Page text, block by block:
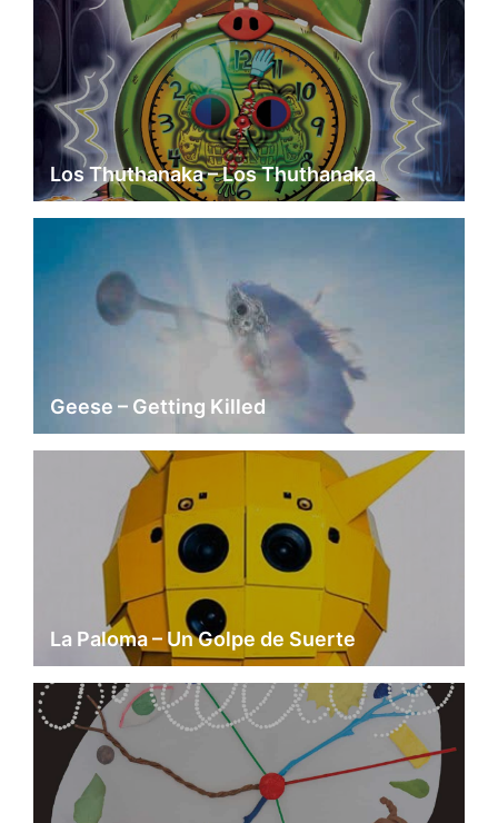
Los Thuthanaka – Los Thuthanaka
Geese – Getting Killed
La Paloma – Un Golpe de Suerte